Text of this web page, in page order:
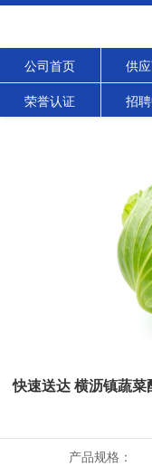
公司首页 供
荣誉认证 招
快速送达 横沥镇蔬菜
产品规格：